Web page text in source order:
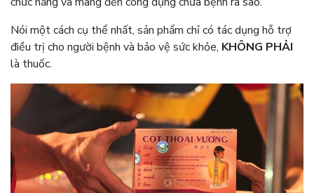
Nói một cách cụ thể nhất, sản phẩm chỉ có tác dụng hỗ trợ
điều trị cho người bệnh và bảo vệ sức khỏe, KHÔNG PHẢI
là thuốc.